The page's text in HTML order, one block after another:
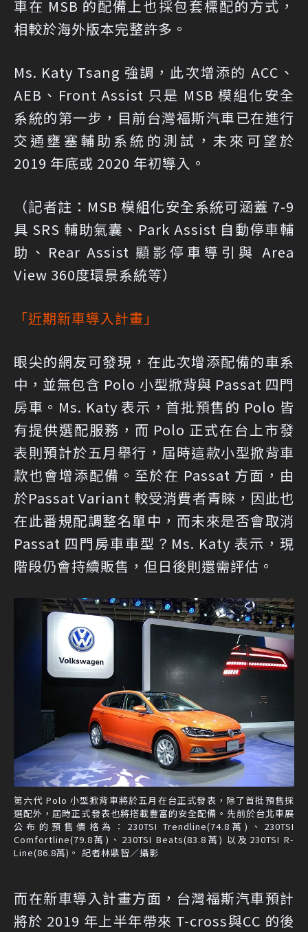
車在 MSB 的配備上也採包套標配的方式，
相較於海外版本完整許多。
Ms. Katy Tsang 強調，此次增添的 ACC、
AEB、Front Assist 只是 MSB 模組化安全
系統的第一步，目前台灣福斯汽車已在進行
交通壅塞輔助系統的測試，未來可望於
2019 年底或 2020 年初導入。
（記者註：MSB 模組化安全系統可涵蓋 7-9
具 SRS 輔助氣囊、Park Assist 自動停車輔
助、Rear Assist 顯影停車導引與 Area
View 360度環景系統等）
「近期新車導入計畫」
眼尖的網友可發現，在此次增添配備的車系
中，並無包含 Polo 小型掀背與 Passat 四門
房車。Ms. Katy 表示，首批預售的 Polo 皆
有提供選配服務，而 Polo 正式在台上市發
表則預計於五月舉行，屆時這款小型掀背車
款也會增添配備。至於在 Passat 方面，由
於Passat Variant 較受消費者青睞，因此也
在此番規配調整名單中，而未來是否會取消
Passat 四門房車車型？Ms. Katy 表示，現
階段仍會持續販售，但日後則還需評估。
第六代 Polo 小型掀背車將於五月在台正式發表，除了首批預售採
選配外，屆時正式發表也將搭載豐富的安全配備。先前於台北車展
公布的預售價格為：230TSI Trendline(74.8萬)、230TSI
Comfortline(79.8萬)、230TSI Beats(83.8萬) 以及230TSI R-
Line(86.8萬)。 記者林鼎智／攝影
而在新車導入計畫方面，台灣福斯汽車預計
將於 2019 年上半年帶來 T-cross與CC 的後